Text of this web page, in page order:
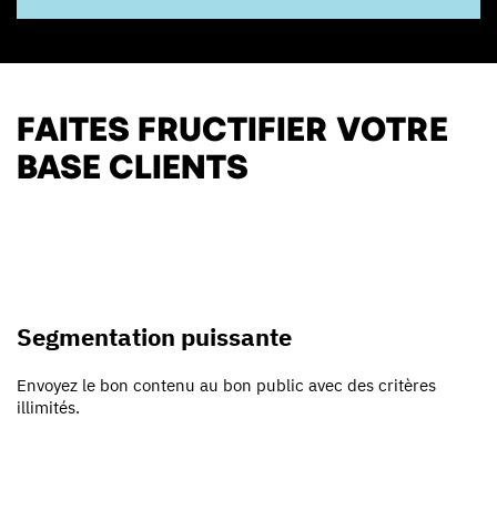
FAITES FRUCTIFIER VOTRE
BASE CLIENTS
Segmentation puissante
Envoyez le bon contenu au bon public avec des critères
illimités.